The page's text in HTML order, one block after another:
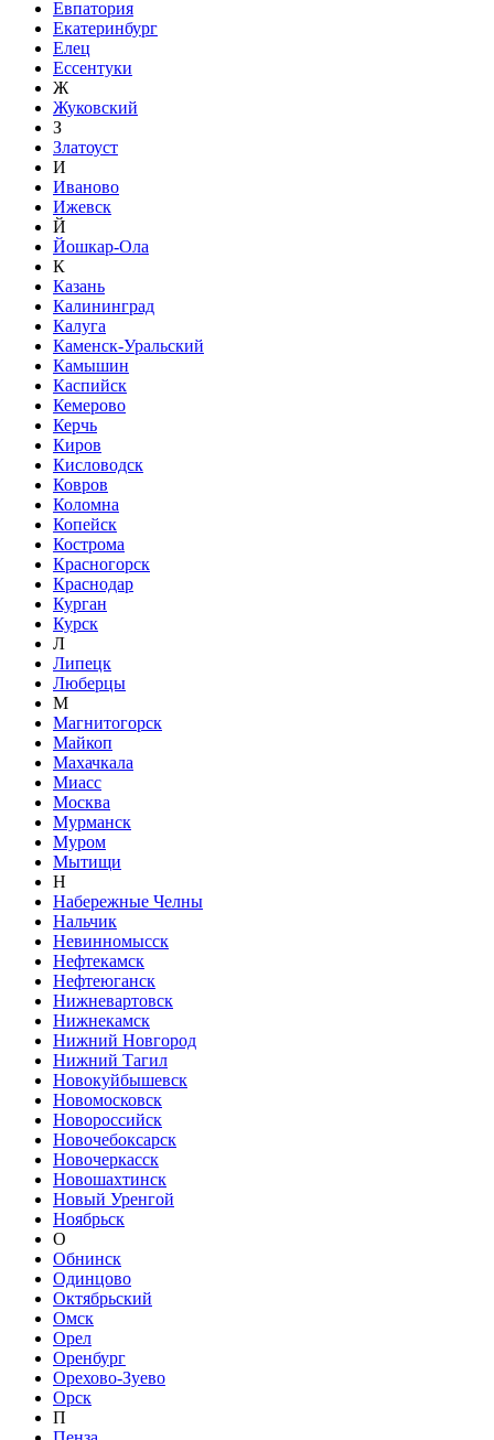
Евпатория
Екатеринбург
Елец
Ессентуки
Ж
Жуковский
З
Златоуст
И
Иваново
Ижевск
Й
Йошкар-Ола
К
Казань
Калининград
Калуга
Каменск-Уральский
Камышин
Каспийск
Кемерово
Керчь
Киров
Кисловодск
Ковров
Коломна
Копейск
Кострома
Красногорск
Краснодар
Курган
Курск
Л
Липецк
Люберцы
М
Магнитогорск
Майкоп
Махачкала
Миасс
Москва
Мурманск
Муром
Мытищи
Н
Набережные Челны
Нальчик
Невинномысск
Нефтекамск
Нефтеюганск
Нижневартовск
Нижнекамск
Нижний Новгород
Нижний Тагил
Новокуйбышевск
Новомосковск
Новороссийск
Новочебоксарск
Новочеркасск
Новошахтинск
Новый Уренгой
Ноябрьск
О
Обнинск
Одинцово
Октябрьский
Омск
Орел
Оренбург
Орехово-Зуево
Орск
П